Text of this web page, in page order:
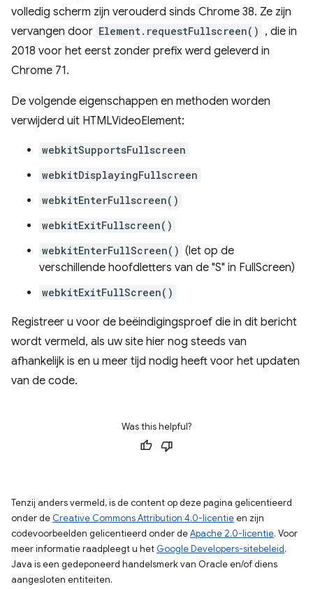
volledig scherm zijn verouderd sinds Chrome 38. Ze zijn
vervangen door Element.requestFullscreen() , die in
2018 voor het eerst zonder prefix werd geleverd in
Chrome 71.
De volgende eigenschappen en methoden worden
verwijderd uit HTMLVideoElement:
webkitSupportsFullscreen
webkitDisplayingFullscreen
webkitEnterFullscreen()
webkitExitFullscreen()
webkitEnterFullScreen() (let op de
verschillende hoofdletters van de "S" in FullScreen)
webkitExitFullScreen()
Registreer u voor de beëindigingsproef die in dit bericht
wordt vermeld, als uw site hier nog steeds van
afhankelijk is en u meer tijd nodig heeft voor het updaten
van de code.
Was this helpful?
Tenzij anders vermeld, is de content op deze pagina gelicentieerd
onder de Creative Commons Attribution 4.0-licentieen zijn
codevoorbeelden gelicentieerd onder deApache 2.0-licentie. Voor
meer informatie raadpleegt u het Google Developers-sitebeleid.
Java is een gedeponeerd handelsmerk van Oracle en/of diens
aangesloten entiteiten.